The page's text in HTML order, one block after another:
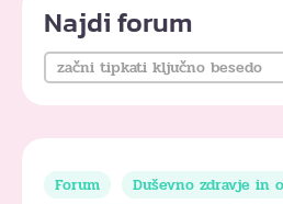
Najdi forum
Forum
Duševno zdravje in